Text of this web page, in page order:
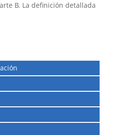
B. La definición detallada